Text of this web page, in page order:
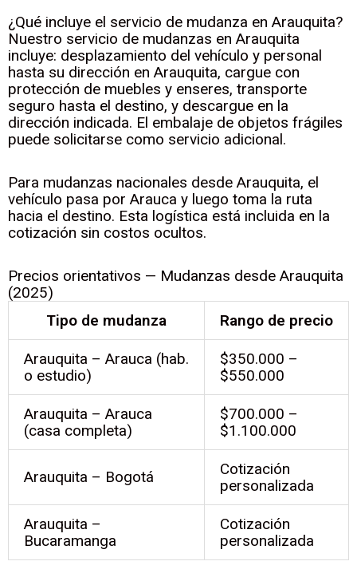
¿Qué incluye el servicio de mudanza en Arauquita?
Nuestro servicio de mudanzas en Arauquita
incluye: desplazamiento del vehículo y personal
hasta su dirección en Arauquita, cargue con
protección de muebles y enseres, transporte
seguro hasta el destino, y descargue en la
dirección indicada. El embalaje de objetos frágiles
puede solicitarse como servicio adicional.
Para mudanzas nacionales desde Arauquita, el
vehículo pasa por Arauca y luego toma la ruta
hacia el destino. Esta logística está incluida en la
cotización sin costos ocultos.
Precios orientativos — Mudanzas desde Arauquita
(2025)
Tipo de mudanza
Rango de precio
Arauquita – Arauca (hab.
o estudio)
$350.000 –
$550.000
Arauquita – Arauca
(casa completa)
$700.000 –
$1.100.000
Arauquita – Bogotá
Cotización
personalizada
Arauquita –
Bucaramanga
Cotización
personalizada